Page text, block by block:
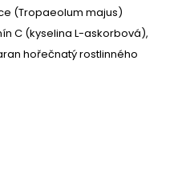
(Tropaeolum majus)
C (kyselina L-askorbová),
hořečnatý rostlinného